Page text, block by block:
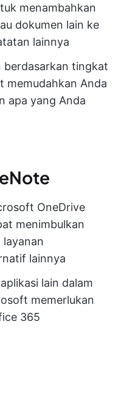
menambahkan
dokumen lain ke
lainnya
berdasarkan tingkat
memudahkan Anda
apa yang Anda
OneDrive
menimbulkan
layanan
lainnya
lain dalam
memerlukan
365